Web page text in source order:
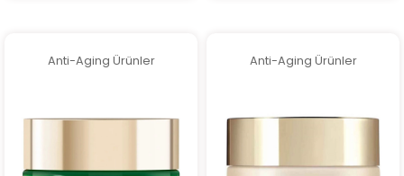
Anti-Aging Ürünler Anti-Aging Ürünler